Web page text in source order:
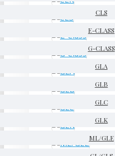
CLS
E-CLASS
G-CLASS
GLA
GLB
GLC
GLK
ML/GLE